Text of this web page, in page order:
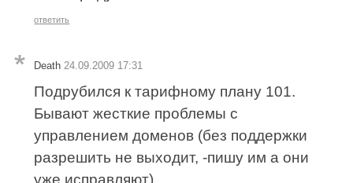
ответить
Death 24.09.2009 17:31
Подрубился к тарифному плану 101.
Бывают жесткие проблемы с
управлением доменов (без поддержки
разрешить не выходит, -пишу им а они
уже исправляют)